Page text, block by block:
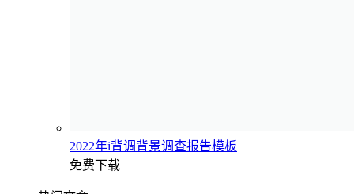
2022年i背调背景调查报告模板
免费下载